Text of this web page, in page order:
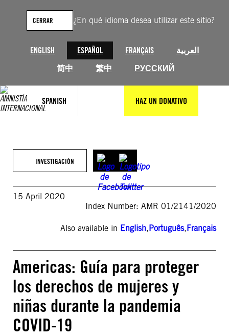
¿En qué idioma desea utilizar este sitio?
ENGLISH ESPAÑOL FRANÇAIS
العربية
简中
繁中 РУССКИЙ
CERRAR
SPANISH HAZ UN DONATIVO
contenido
INVESTIGACIÓN
15 April 2020
Index Number: AMR 01/2141/2020
Also available in English,Português,Français
Americas: Guía para proteger
los derechos de mujeres y
niñas durante la pandemia
COVID-19